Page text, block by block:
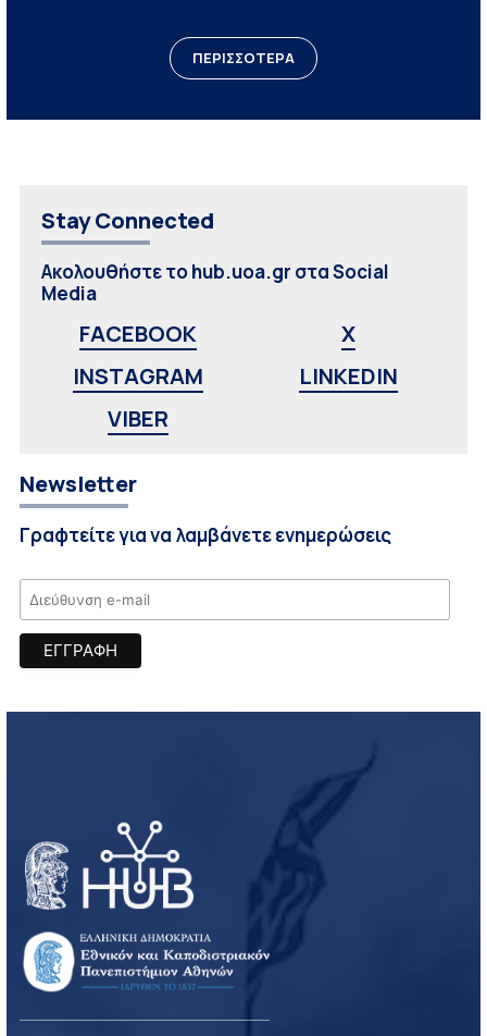
ΠΕΡΙΣΣΟΤΕΡΑ
Stay Connected
Ακολουθήστε το hub.uoa.gr στα Social
Media
FACEBOOK
X
INSTAGRAM
LINKEDIN
VIBER
Newsletter
Γραφτείτε για να λαμβάνετε ενημερώσεις